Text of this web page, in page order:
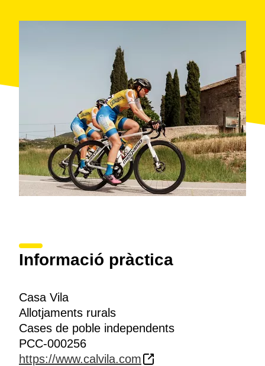
Informació pràctica
Casa Vila
Allotjaments rurals
Cases de poble independents
PCC-000256
https://www.calvila.com